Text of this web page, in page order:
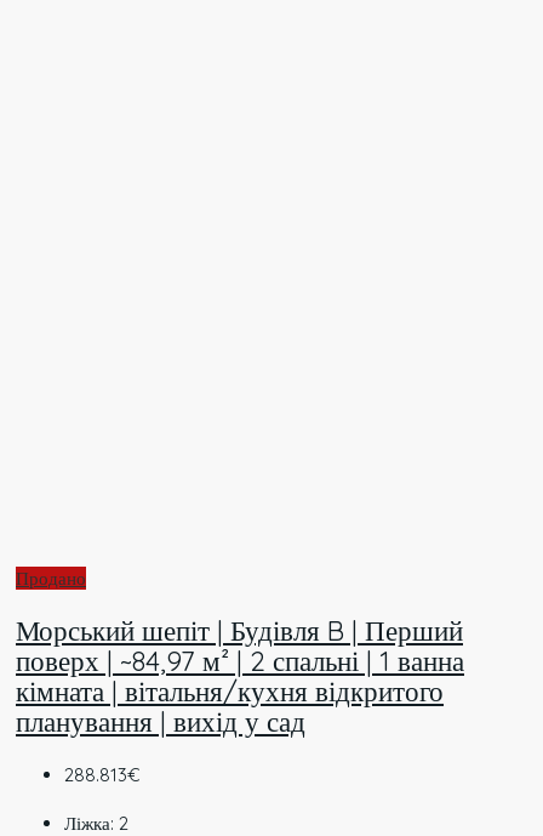
Продано
Морський шепіт | Будівля B | Перший
поверх | ~84,97 м² | 2 спальні | 1 ванна
кімната | вітальня/кухня відкритого
планування | вихід у сад
288.813€
Ліжка: 2